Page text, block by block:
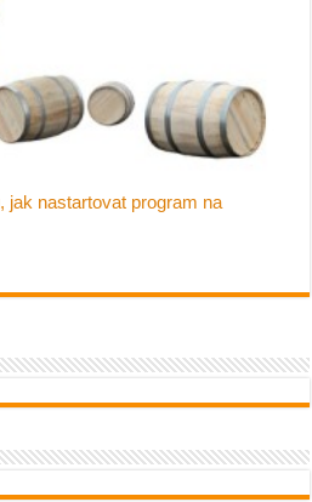
jak nastartovat program na